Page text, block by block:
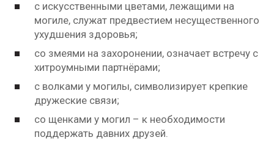
с искусственными цветами, лежащими на
могиле, служат предвестием несущественного
ухудшения здоровья;
со змеями на захоронении, означает встречу с
хитроумными партнёрами;
с волками у могилы, символизирует крепкие
дружеские связи;
со щенками у могил – к необходимости
поддержать давних друзей.